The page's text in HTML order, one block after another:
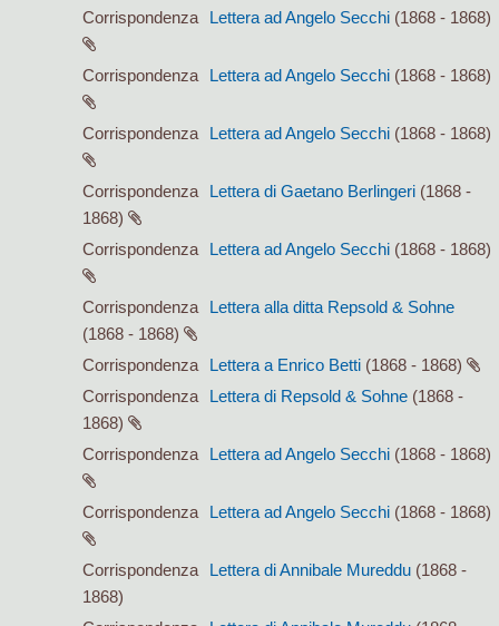
Corrispondenza Lettera ad Angelo Secchi (1868 - 1868)
Corrispondenza Lettera ad Angelo Secchi (1868 - 1868)
Corrispondenza Lettera ad Angelo Secchi (1868 - 1868)
Corrispondenza Lettera di Gaetano Berlingeri (1868 -
1868)
Corrispondenza
Lettera ad Angelo Secchi (1868 - 1868)
Corrispondenza
Lettera alla ditta Repsold & Sohne
(1868 - 1868)
Corrispondenza
Lettera a Enrico Betti (1868 - 1868)
Corrispondenza
Lettera di Repsold & Sohne (1868 -
1868)
Corrispondenza
Lettera ad Angelo Secchi (1868 - 1868)
Corrispondenza Lettera ad Angelo Secchi (1868 - 1868)
Corrispondenza Lettera di Annibale Mureddu (1868 -
1868)